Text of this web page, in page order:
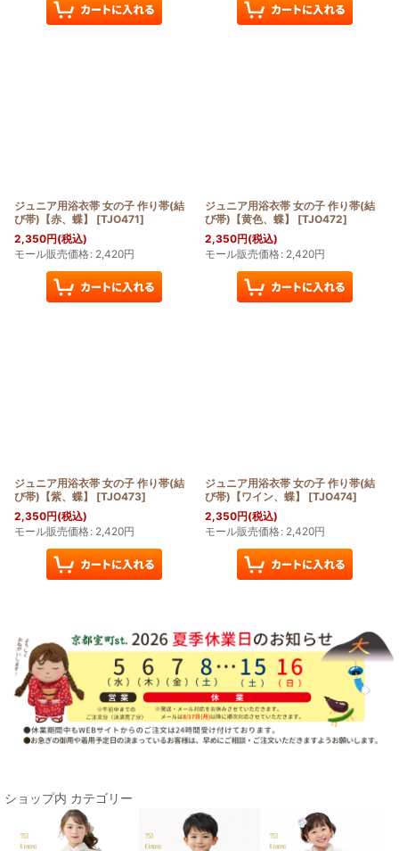
ジュニア用浴衣帯 女の子 作り帯(結
び帯)【赤、蝶】
[TJO471]
2,350円(税込)
モール販売価格: 2,420円
ジュニア用浴衣帯 女の子 作り帯(結
び帯)【黄色、蝶】
[TJO472]
2,350円(税込)
モール販売価格: 2,420円
ジュニア用浴衣帯 女の子 作り帯(結
び帯)【紫、蝶】
[TJO473]
2,350円(税込)
モール販売価格: 2,420円
ジュニア用浴衣帯 女の子 作り帯(結
び帯)【ワイン、蝶】
[TJO474]
2,350円(税込)
モール販売価格: 2,420円
ショップ内 カテゴリー